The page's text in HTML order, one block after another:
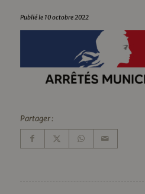
Publié le 10 octobre 2022
Partager :